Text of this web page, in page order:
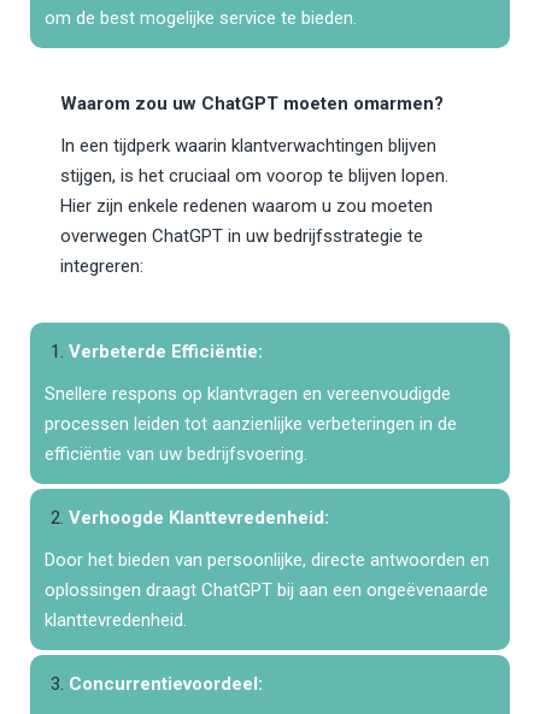
om de best mogelijke service te bieden.
Waarom zou uw ChatGPT moeten omarmen?
In een tijdperk waarin klantverwachtingen blijven
stijgen, is het cruciaal om voorop te blijven lopen.
Hier zijn enkele redenen waarom u zou moeten
overwegen ChatGPT in uw bedrijfsstrategie te
integreren:
Verbeterde Efficiëntie:
Snellere respons op klantvragen en vereenvoudigde
processen leiden tot aanzienlijke verbeteringen in de
efficiëntie van uw bedrijfsvoering.
Verhoogde Klanttevredenheid:
Door het bieden van persoonlijke, directe antwoorden en
oplossingen draagt ChatGPT bij aan een ongeëvenaarde
klanttevredenheid.
Concurrentievoordeel: